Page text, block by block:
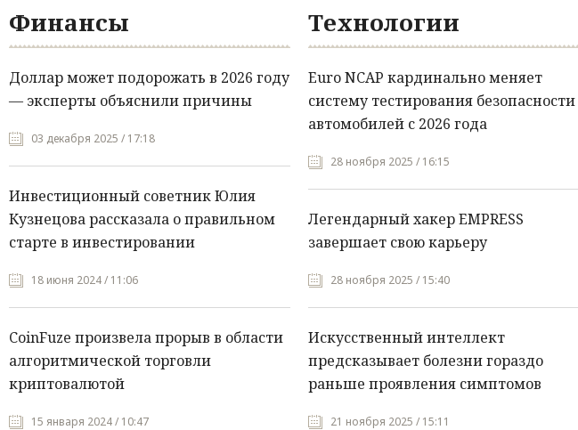
Финансы
Доллар может подорожать в 2026 году
— эксперты объяснили причины
03 декабря 2025 / 17:18
Инвестиционный советник Юлия
Кузнецова рассказала о правильном
старте в инвестировании
18 июня 2024 / 11:06
CoinFuze произвела прорыв в области
алгоритмической торговли
криптовалютой
15 января 2024 / 10:47
Технологии
Euro NCAP кардинально меняет
систему тестирования безопасности
автомобилей с 2026 года
28 ноября 2025 / 16:15
Легендарный хакер EMPRESS
завершает свою карьеру
28 ноября 2025 / 15:40
Искусственный интеллект
предсказывает болезни гораздо
раньше проявления симптомов
21 ноября 2025 / 15:11